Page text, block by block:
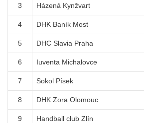
3 Házená Kynžvart
4 DHK Baník Most
5 DHC Slavia Praha
6 Iuventa Michalovce
7 Sokol Písek
8 DHK Zora Olomouc
9 Handball club Zlín